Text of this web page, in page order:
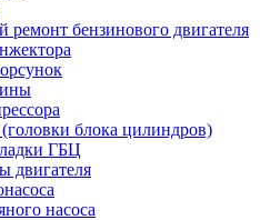
ремонт бензинового двигателя
блока цилиндров)
ГБЦ
двигателя
насоса